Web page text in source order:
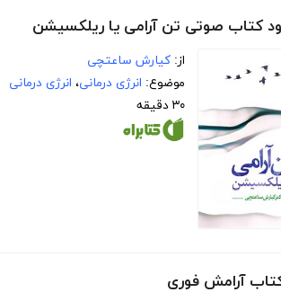
کتاب صوتی تن آرامی یا ریلکسیشن
از: کیارش ساعتچی
موضوع: انرژی درمانی، انرژی درمانی
۳۰ دقیقه
کتاب آرامش فوری